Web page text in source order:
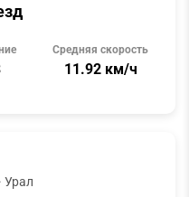
Средняя скорость
11.92 км/ч
· Урал